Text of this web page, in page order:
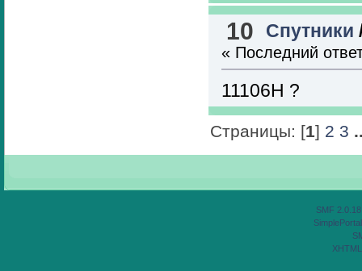
10 Спутники
« Последний
11106H ?
Страницы: [1] 2 3
SMF 2.0.18
XHTML